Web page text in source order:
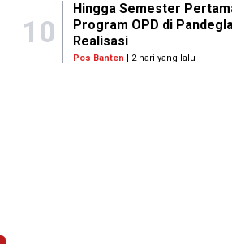
10
Hingga Semester
Program OPD di
Realisasi
Pos Banten | 2 hari yang lalu